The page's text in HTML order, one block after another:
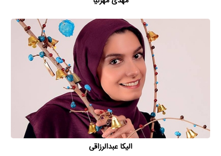
الیکا عبدالرزاقی